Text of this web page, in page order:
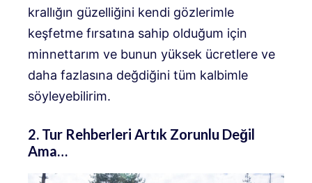
krallığın güzelliğini kendi gözlerimle
keşfetme fırsatına sahip olduğum için
minnettarım ve bunun yüksek ücretlere ve
daha fazlasına değdiğini tüm kalbimle
söyleyebilirim.
2. Tur Rehberleri Artık Zorunlu Değil
Ama…